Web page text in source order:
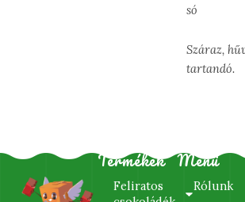
só
Száraz,
tartandó.
Termékek
Feliratos
Menü
Rólunk